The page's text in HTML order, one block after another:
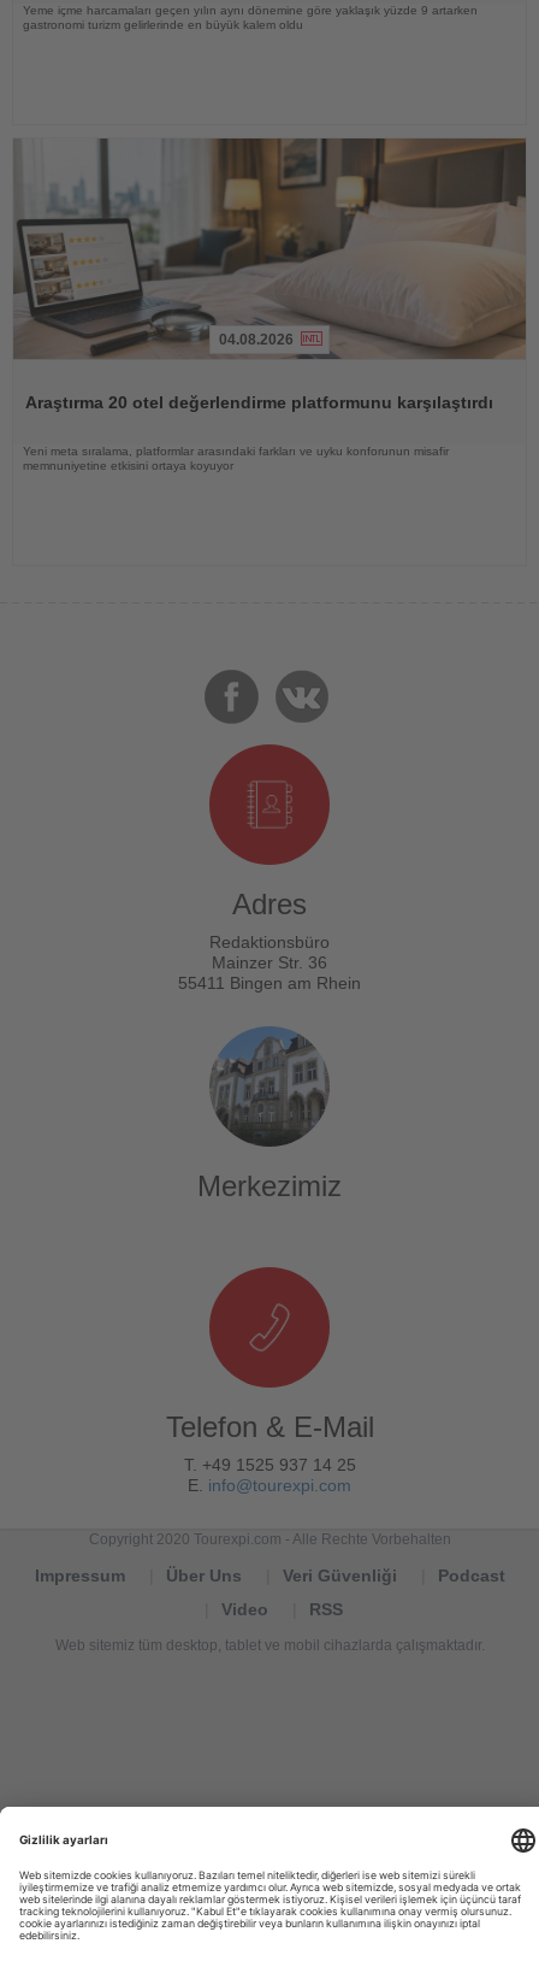
Yeme içme harcamaları geçen yılın aynı dönemine göre yaklaşık yüzde 9 artarken
gastronomi turizm gelirlerinde en büyük kalem oldu
04.08.2026
Araştırma 20 otel değerlendirme platformunu karşılaştırdı
Yeni meta sıralama, platformlar arasındaki farkları ve uyku konforunun misafir
memnuniyetine etkisini ortaya koyuyor
Adres
Redaktionsbüro
Mainzer Str. 36
55411 Bingen am Rhein
Merkezimiz
Telefon & E-Mail
T. +49 1525 937 14 25
E. info@tourexpi.com
Copyright 2020 Tourexpi.com - Alle Rechte Vorbehalten
Impressum Über Uns Veri Güvenliği
Podcast
Video
RSS
Web sitemiz tüm desktop, tablet ve mobil cihazlarda çalışmaktadır.
de
Tourismus
Nachrichten,
новости